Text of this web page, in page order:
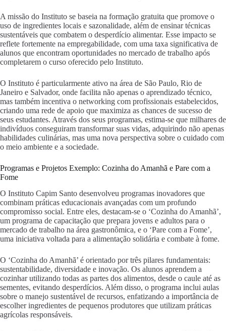
A missão do Instituto se baseia na formação gratuita que promove o
uso de ingredientes locais e sazonalidade, além de ensinar técnicas
sustentáveis que combatem o desperdício alimentar. Esse impacto se
reflete fortemente na empregabilidade, com uma taxa significativa de
alunos que encontram oportunidades no mercado de trabalho após
completarem o curso oferecido pelo Instituto.
O Instituto é particularmente ativo na área de São Paulo, Rio de
Janeiro e Salvador, onde facilita não apenas o aprendizado técnico,
mas também incentiva o networking com profissionais estabelecidos,
criando uma rede de apoio que maximiza as chances de sucesso de
seus estudantes. Através dos seus programas, estima-se que milhares de
indivíduos conseguiram transformar suas vidas, adquirindo não apenas
habilidades culinárias, mas uma nova perspectiva sobre o cuidado com
o meio ambiente e a sociedade.
Programas e Projetos Exemplo: Cozinha do Amanhã e Pare com a
Fome
O Instituto Capim Santo desenvolveu programas inovadores que
combinam práticas educacionais avançadas com um profundo
compromisso social. Entre eles, destacam-se o ‘Cozinha do Amanhã’,
um programa de capacitação que prepara jovens e adultos para o
mercado de trabalho na área gastronômica, e o ‘Pare com a Fome’,
uma iniciativa voltada para a alimentação solidária e combate à fome.
O ‘Cozinha do Amanhã’ é orientado por três pilares fundamentais:
sustentabilidade, diversidade e inovação. Os alunos aprendem a
cozinhar utilizando todas as partes dos alimentos, desde o caule até as
sementes, evitando desperdícios. Além disso, o programa inclui aulas
sobre o manejo sustentável de recursos, enfatizando a importância de
escolher ingredientes de pequenos produtores que utilizam práticas
agrícolas responsáveis.